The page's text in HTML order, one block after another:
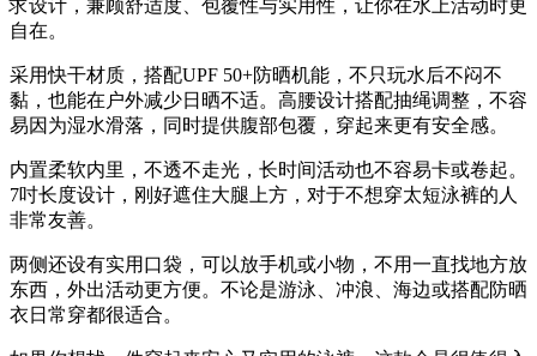
求设计，兼顾舒适度、包覆性与实用性，让你在水上活动时更
自在。
采用快干材质，搭配UPF 50+防晒机能，不只玩水后不闷不
黏，也能在户外减少日晒不适。高腰设计搭配抽绳调整，不容
易因为湿水滑落，同时提供腹部包覆，穿起来更有安全感。
内置柔软内里，不透不走光，长时间活动也不容易卡或卷起。
7吋长度设计，刚好遮住大腿上方，对于不想穿太短泳裤的人
非常友善。
两侧还设有实用口袋，可以放手机或小物，不用一直找地方放
东西，外出活动更方便。不论是游泳、冲浪、海边或搭配防晒
衣日常穿都很适合。